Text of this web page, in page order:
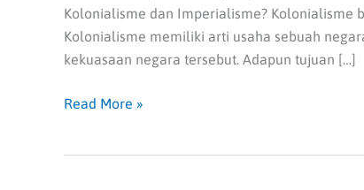
Kolonialisme dan Imperialisme? Kolonialisme
Kolonialisme memiliki arti usaha sebuah
kekuasaan negara tersebut. Adapun tujuan […]
Read More »